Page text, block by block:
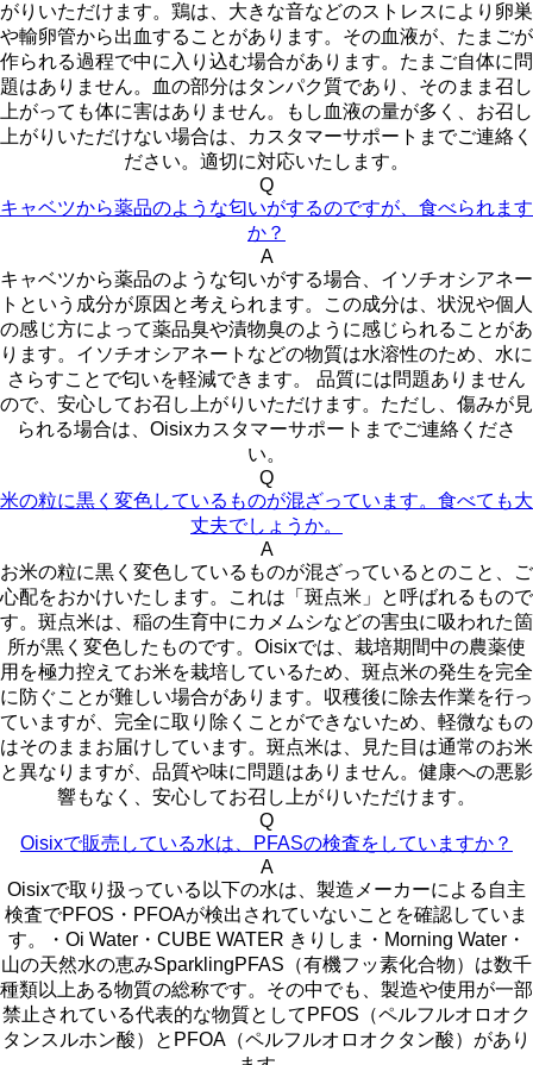
がりいただけます。鶏は、大きな音などのストレスにより卵巣
や輸卵管から出血することがあります。その血液が、たまごが
作られる過程で中に入り込む場合があります。たまご自体に問
題はありません。血の部分はタンパク質であり、そのまま召し
上がっても体に害はありません。もし血液の量が多く、お召し
上がりいただけない場合は、カスタマーサポートまでご連絡く
ださい。適切に対応いたします。
Q
キャベツから薬品のような匂いがするのですが、食べられます
か？
A
キャベツから薬品のような匂いがする場合、イソチオシアネー
トという成分が原因と考えられます。この成分は、状況や個人
の感じ方によって薬品臭や漬物臭のように感じられることがあ
ります。イソチオシアネートなどの物質は水溶性のため、水に
さらすことで匂いを軽減できます。 品質には問題ありません
ので、安心してお召し上がりいただけます。ただし、傷みが見
られる場合は、Oisixカスタマーサポートまでご連絡くださ
い。
Q
米の粒に黒く変色しているものが混ざっています。食べても大
丈夫でしょうか。
A
お米の粒に黒く変色しているものが混ざっているとのこと、ご
心配をおかけいたします。これは「斑点米」と呼ばれるもので
す。斑点米は、稲の生育中にカメムシなどの害虫に吸われた箇
所が黒く変色したものです。Oisixでは、栽培期間中の農薬使
用を極力控えてお米を栽培しているため、斑点米の発生を完全
に防ぐことが難しい場合があります。収穫後に除去作業を行っ
ていますが、完全に取り除くことができないため、軽微なもの
はそのままお届けしています。斑点米は、見た目は通常のお米
と異なりますが、品質や味に問題はありません。健康への悪影
響もなく、安心してお召し上がりいただけます。
Q
Oisixで販売している水は、PFASの検査をしていますか？
A
Oisixで取り扱っている以下の水は、製造メーカーによる自主
検査でPFOS・PFOAが検出されていないことを確認していま
す。・Oi Water・CUBE WATER きりしま・Morning Water・
山の天然水の恵みSparklingPFAS（有機フッ素化合物）は数千
種類以上ある物質の総称です。その中でも、製造や使用が一部
禁止されている代表的な物質としてPFOS（ペルフルオロオク
タンスルホン酸）とPFOA（ペルフルオロオクタン酸）があり